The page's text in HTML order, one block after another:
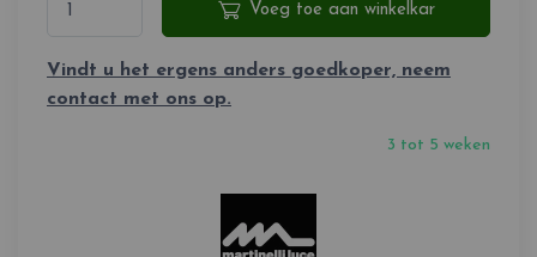
Voeg toe aan winkelkar
Vindt u het ergens anders goedkoper, neem
contact met ons op.
3 tot 5 weken